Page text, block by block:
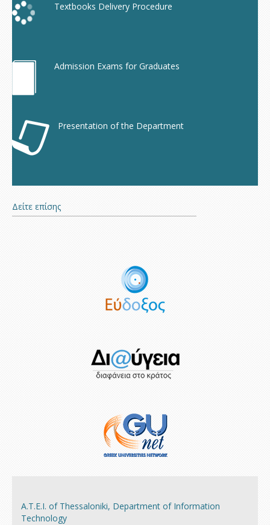
Textbooks Delivery Procedure
Admission Exams for Graduates
Presentation of the Department
Δείτε επίσης
A.Τ.Ε.Ι. of Thessaloniki, Department of Information
Technology